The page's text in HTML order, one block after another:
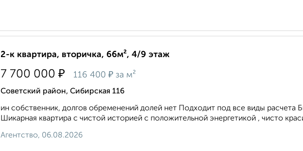
2-к квартира, вторичка, 66м², 4/9 этаж
7 700 000 ₽ 116 400 ₽ за м²
Советский район, Сибирская 116
ин собственник, долгов обременений долей нет Подходит под все виды расчета
Шикарная квартира с чистой историей с положительной энергетикой , чисто
Агентство, 06.08.2026